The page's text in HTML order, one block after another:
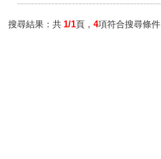
搜尋結果：共 1/1頁， 4項符合搜尋條